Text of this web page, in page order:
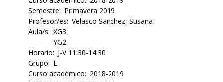
Semestre
Primavera 2019
Profesor/es Velasco Sanchez, Susana
Aula/s XG3
YG2
Horario
J-V 11:30-14:30
Grupo
L
Curso académico
2018-2019